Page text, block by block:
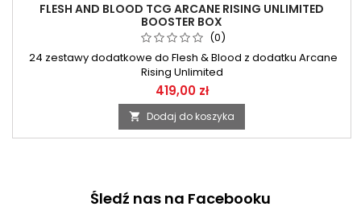
FLESH AND BLOOD TCG ARCANE RISING UNLIMITED
BOOSTER BOX
(0)
24 zestawy dodatkowe do Flesh & Blood z dodatku Arcane
Rising Unlimited
419,00 zł
 Dodaj do koszyka
Śledź nas na Facebooku